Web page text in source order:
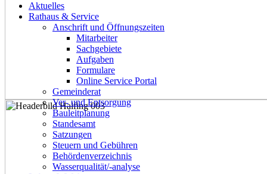
Aktuelles
Rathaus & Service
Anschrift und Öffnungszeiten
Mitarbeiter
Sachgebiete
Aufgaben
Formulare
Online Service Portal
Gemeinderat
Ver- und Entsorgung
Bauleitplanung
Standesamt
Satzungen
Steuern und Gebühren
Behördenverzeichnis
Wasserqualität/-analyse